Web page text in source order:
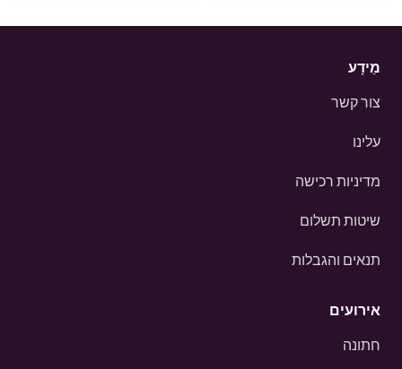
מֵידָע
צור קשר
עלינו
מדיניות רכישה
שיטות תשלום
תנאים והגבלות
אירועים
חתונה